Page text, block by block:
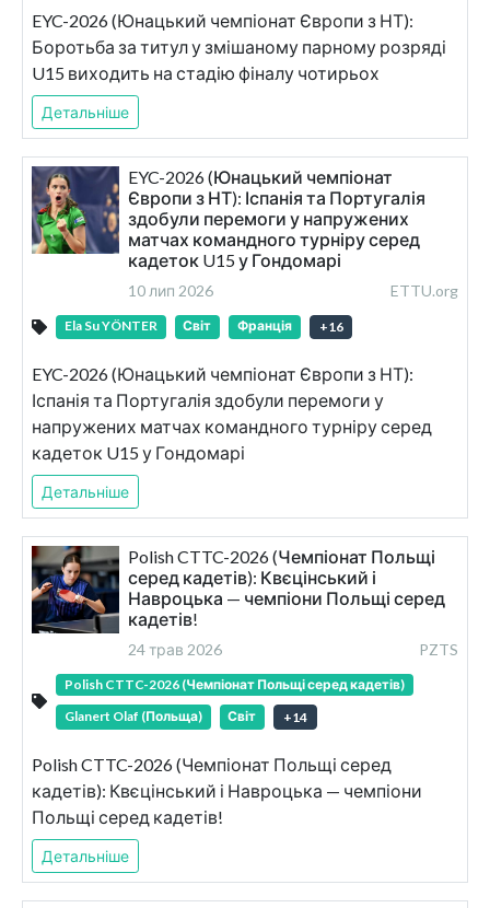
EYC-2026 (Юнацький чемпіонат Європи з НТ):
Боротьба за титул у змішаному парному розряді
U15 виходить на стадію фіналу чотирьох
Детальніше
EYC-2026 (Юнацький чемпіонат
Європи з НТ): Іспанія та Португалія
здобули перемоги у напружених
матчах командного турніру серед
кадеток U15 у Гондомарі
10 лип 2026 ETTU.org
Ela Su YÖNTER Світ Франція +16
EYC-2026 (Юнацький чемпіонат Європи з НТ):
Іспанія та Португалія здобули перемоги у
напружених матчах командного турніру серед
кадеток U15 у Гондомарі
Детальніше
Polish CTTC-2026 (Чемпіонат Польщі
серед кадетів): Квєцінський і
Навроцька — чемпіони Польщі серед
кадетів!
24 трав 2026 PZTS
Polish CTTC-2026 (Чемпіонат Польщі серед кадетів)
Glanert Olaf (Польща)
Світ +14
Polish CTTC-2026 (Чемпіонат Польщі серед
кадетів): Квєцінський і Навроцька — чемпіони
Польщі серед кадетів!
Детальніше